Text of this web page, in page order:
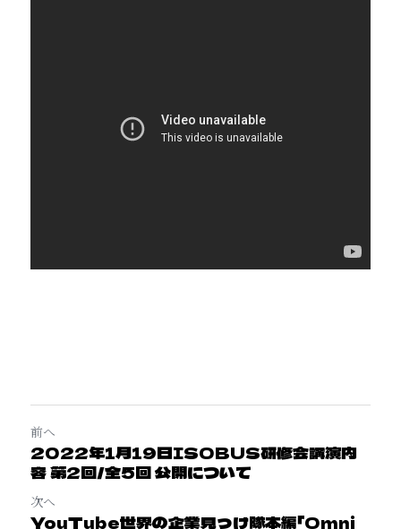
前へ
2022年1月19日ISOBUS研修会講演内
容 第2回／全5回 公開について
次へ
YouTube世界の企業見っけ隊本編「Omni